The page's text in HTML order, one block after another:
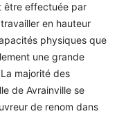
être effectuée par
en hauteur
physiques que
une grande
majorité des
de Avrainville se
de renom dans